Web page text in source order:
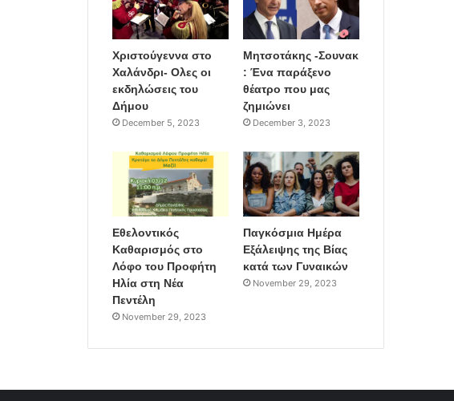
Χριστούγεννα στο
Χαλάνδρι- Ολες οι
εκδηλώσεις του
Δήμου
December 5, 2023
Μητσοτάκης -Σουνακ
: Ένα παράξενο
θέατρο που μας
ζημιώνει
December 3, 2023
Εθελοντικός
Καθαρισμός στο
Λόφο του Προφήτη
Ηλία στη Νέα
Πεντέλη
November 29, 2023
Παγκόσμια Ημέρα
Εξάλειψης της Βίας
κατά των Γυναικών
November 29, 2023